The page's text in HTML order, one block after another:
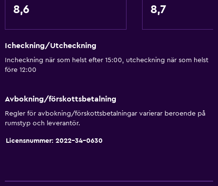
Trägolv eller parkettgolv
Tofflor
Bäddsoffa
Ljudisolerade rum
Ljudisolering
Telefon
8,6 8,7
Icheckning/Utcheckning
Incheckning när som helst efter 15:00, utcheckning när som helst
före 12:00
Avbokning/förskottsbetalning
Regler för avbokning/förskottsbetalningar varierar beroende på
rumstyp och leverantör.
Licensnummer: 2022-34-0630